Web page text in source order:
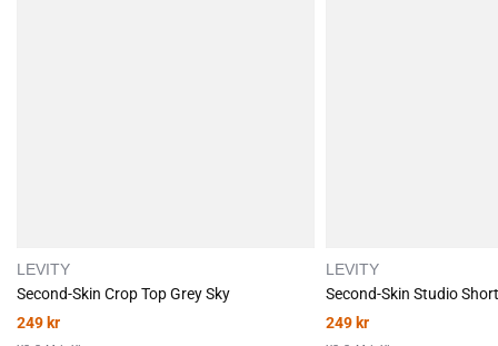
LEVITY
Second-Skin Crop Top Grey Sky
249 kr
LEVITY
Second-Skin Studio
249 kr